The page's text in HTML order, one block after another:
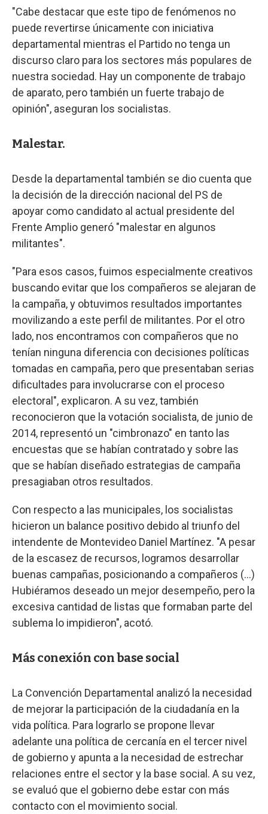
"Cabe destacar que este tipo de fenómenos no
puede revertirse únicamente con iniciativa
departamental mientras el Partido no tenga un
discurso claro para los sectores más populares de
nuestra sociedad. Hay un componente de trabajo
de aparato, pero también un fuerte trabajo de
opinión", aseguran los socialistas.
Malestar.
Desde la departamental también se dio cuenta que
la decisión de la dirección nacional del PS de
apoyar como candidato al actual presidente del
Frente Amplio generó "malestar en algunos
militantes".
"Para esos casos, fuimos especialmente creativos
buscando evitar que los compañeros se alejaran de
la campaña, y obtuvimos resultados importantes
movilizando a este perfil de militantes. Por el otro
lado, nos encontramos con compañeros que no
tenían ninguna diferencia con decisiones políticas
tomadas en campaña, pero que presentaban serias
dificultades para involucrarse con el proceso
electoral", explicaron. A su vez, también
reconocieron que la votación socialista, de junio de
2014, representó un "cimbronazo" en tanto las
encuestas que se habían contratado y sobre las
que se habían diseñado estrategias de campaña
presagiaban otros resultados.
Con respecto a las municipales, los socialistas
hicieron un balance positivo debido al triunfo del
intendente de Montevideo Daniel Martínez. "A pesar
de la escasez de recursos, logramos desarrollar
buenas campañas, posicionando a compañeros (...)
Hubiéramos deseado un mejor desempeño, pero la
excesiva cantidad de listas que formaban parte del
sublema lo impidieron", acotó.
Más conexión con base social
La Convención Departamental analizó la necesidad
de mejorar la participación de la ciudadanía en la
vida política. Para lograrlo se propone llevar
adelante una política de cercanía en el tercer nivel
de gobierno y apunta a la necesidad de estrechar
relaciones entre el sector y la base social. A su vez,
se evaluó que el gobierno debe estar con más
contacto con el movimiento social.